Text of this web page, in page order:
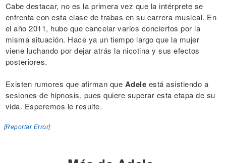
Cabe destacar, no es la primera vez que la intérprete se
enfrenta con esta clase de trabas en su carrera musical. En
el año 2011, hubo que cancelar varios conciertos por la
misma situación. Hace ya un tiempo largo que la mujer
viene luchando por dejar atrás la nicotina y sus efectos
posteriores.
Existen rumores que afirman que Adele está asistiendo a
sesiones de hipnosis, pues quiere superar esta etapa de su
vida. Esperemos le resulte.
[Reportar Error]